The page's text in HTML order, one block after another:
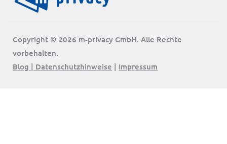
Copyright © 2026 m-privacy GmbH. Alle Rechte
vorbehalten.
Blog | Datenschutzhinweise | Impressum